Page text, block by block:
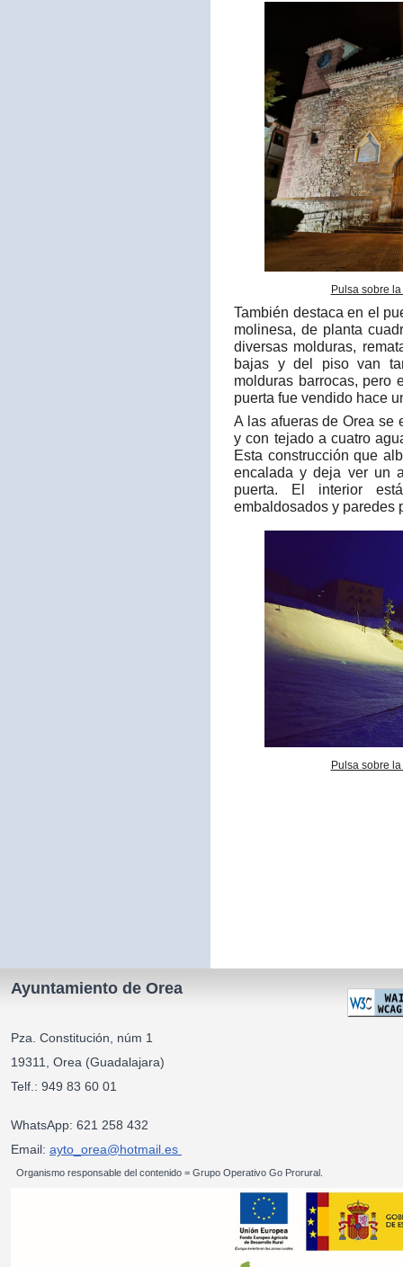
Pulsa sobre
También destaca en el
molinesa, de planta
diversas molduras,
bajas y del piso van
molduras barrocas, pero
puerta fue vendido hace
A las afueras de Orea se
y con tejado a cuatro
Esta construcción que
encalada y deja ver un
puerta. El interior
embaldosados y paredes
Pulsa sobre
Ayuntamiento de Orea
Pza. Constitución, núm 1
19311, Orea (Guadalajara)
Telf.: 949 83 60 01
WhatsApp: 621 258 432
Email: ayto_orea@hotmail.es
Organismo responsable del contenido = Grupo Operativo Go Prorural.